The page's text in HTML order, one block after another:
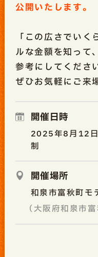
公開いたします。
「この広さでい
ルな金額を知って
参考にしてくださ
ぜひお気軽にご来
開催日時
2025年8月12
制
開催場所
和泉市富秋町モ
（大阪府和泉市